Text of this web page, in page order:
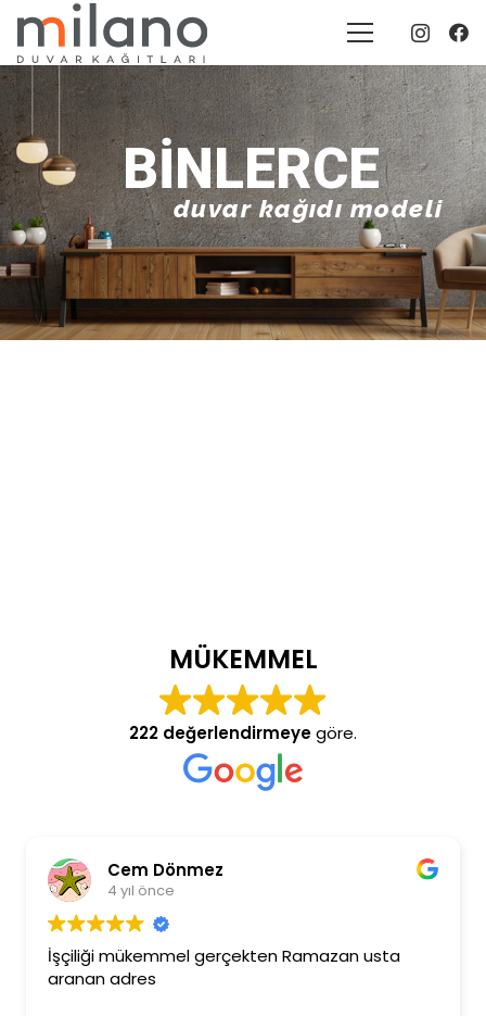
BINLERCE
duvar kağıdı modeli
MÜKEMMEL
222 değerlendirmeyegöre.
Cem Dönmez
4 yıl önce
İşçiliği mükemmel gerçekten Ramazan usta
aranan adres